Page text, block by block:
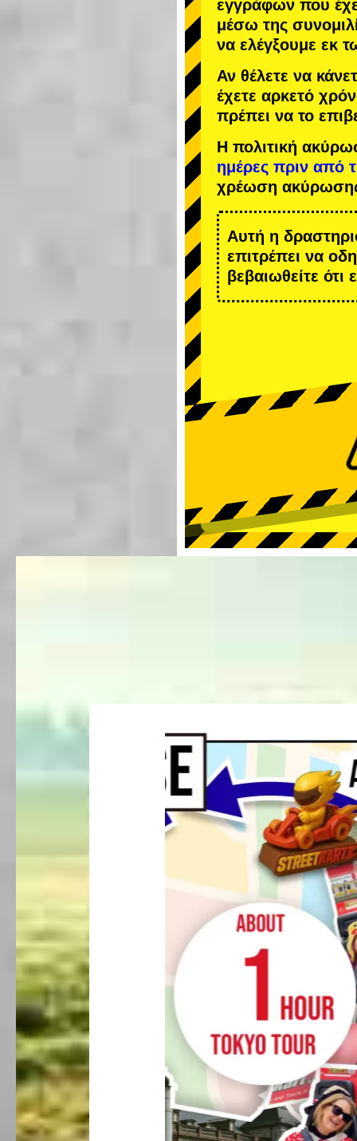
εγγράφων που
μέσω της
να ελέγξουμε εκ
Αν θέλετε να
έχετε αρκετό
πρέπει να το
Η πολιτική
ημέρες πριν από
χρέωση
Αυτή η
επιτρέπει να
βεβαιωθείτε ότι